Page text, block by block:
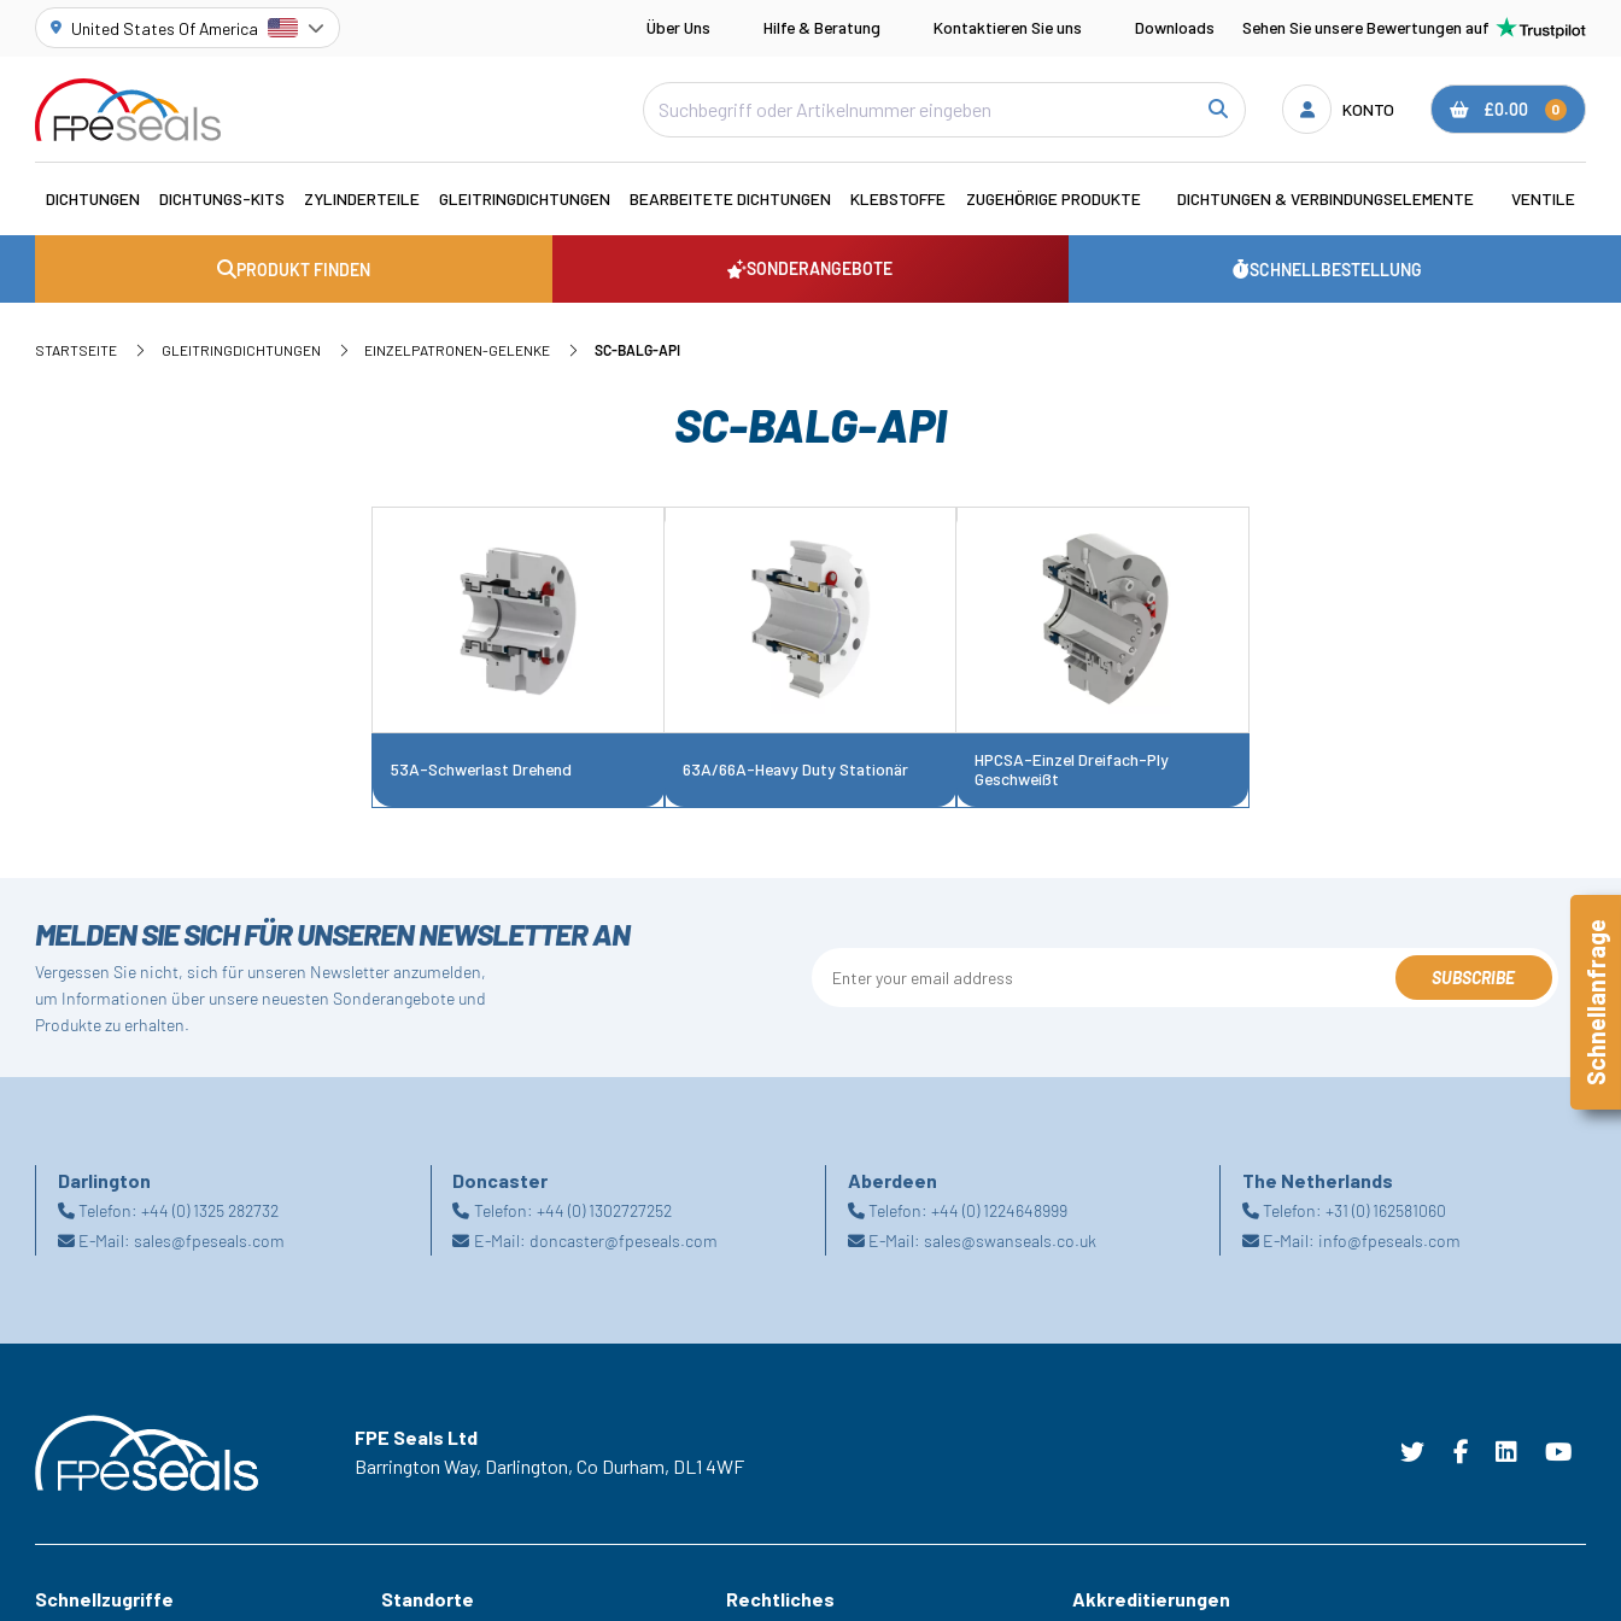
United States Of America Über Uns Hilfe & Beratung Kontaktieren Sie uns Downloads Sehen Sie unsere Bewertungen auf
KONTO £0.00 0
DICHTUNGEN DICHTUNGS-KITS ZYLINDERTEILE GLEITRINGDICHTUNGEN BEARBEITETE DICHTUNGEN KLEBSTOFFE ZUGEHÖRIGE PRODUKTE DICHTUNGEN & VERBINDUNGSELEMENTE VENTILE
PRODUKT FINDEN SONDERANGEBOTE SCHNELLBESTELLUNG
STARTSEITE GLEITRINGDICHTUNGEN EINZELPATRONEN-GELENKE SC-BALG-API
SC-BALG-API
53A-Schwerlast Drehend 63A/66A-Heavy Duty Stationär
HPCSA-Einzel Dreifach-Ply
Geschweißt
MELDEN SIE SICH FÜR UNSEREN NEWSLETTER AN
Vergessen Sie nicht, sich für unseren Newsletter anzumelden,
um Informationen über unsere neuesten Sonderangebote und
Produkte zu erhalten.
SUBSCRIBE
Darlington
Telefon:+44 (0) 1325 282732
E-Mail: sales@fpeseals.com
Doncaster
Telefon: +44 (0) 1302727252
E-Mail: doncaster@fpeseals.com
Aberdeen
Telefon: +44 (0) 1224648999
E-Mail: sales@swanseals.co.uk
The Netherlands
Telefon:+31 (0) 162581060
E-Mail: info@fpeseals.com
FPE Seals Ltd
Barrington Way, Darlington, Co Durham, DL1 4WF
Schnellzugriffe Standorte Rechtliches Akkreditierungen
Schnellanfrage